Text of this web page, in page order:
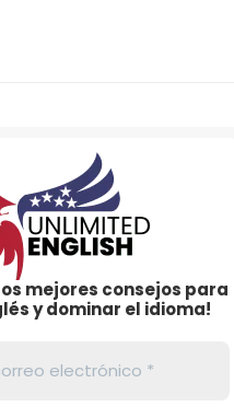
mejores consejos para
y dominar el idioma!